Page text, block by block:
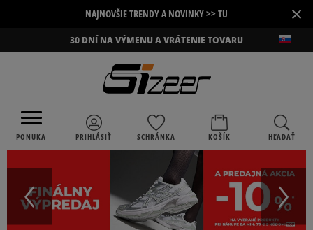
NAJNOVŠIE TRENDY A NOVINKY >> TU ×
30 DNÍ NA VÝMENU A VRÁTENIE TOVARU
PONUKA PRIHLÁSIŤ SCHRÁNKA KOŠÍK HĽADAŤ